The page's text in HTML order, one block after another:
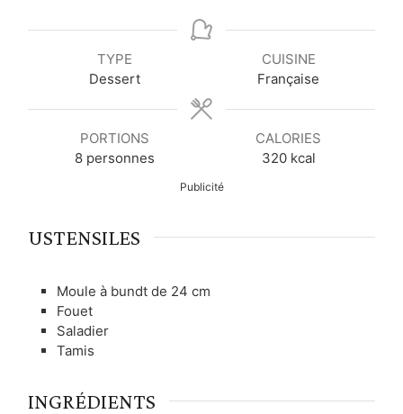
n
s
n
s
u
e
n
s
TYPE
Dessert
CUISINE
Française
PORTIONS
8 personnes
CALORIES
320 kcal
Publicité
USTENSILES
Moule à bundt de 24 cm
Fouet
Saladier
Tamis
INGRÉDIENTS